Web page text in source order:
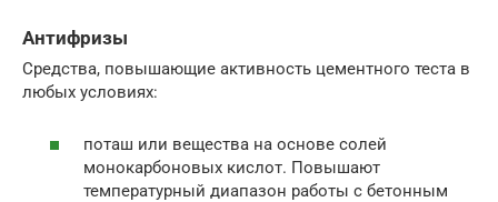
Антифризы
Средства, повышающие активность цементного теста в
любых условиях:
поташ или вещества на основе солей
монокарбоновых кислот. Повышают
температурный диапазон работы с бетонным